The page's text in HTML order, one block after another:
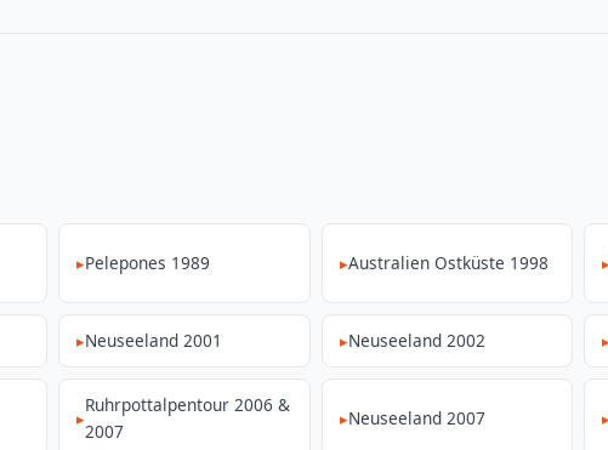
Pelepones 1989 Australien Ostküste 1998
Neuseeland 2001 Neuseeland 2002
Ruhrpottalpentour 2006 &
2007
Neuseeland 2007